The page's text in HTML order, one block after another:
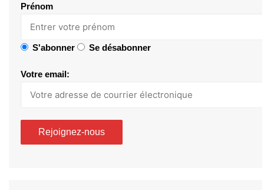
Prénom
S'abonner Se désabonner
Votre email: